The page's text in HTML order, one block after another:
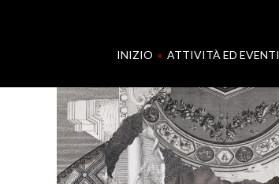
INIZIO » ATTIVITÀ ED EVENTI